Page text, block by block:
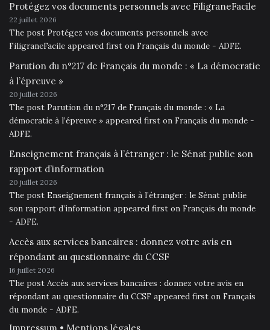
Protégez vos documents personnels avec FiligraneFacile
22 juillet 2026
The post Protégez vos documents personnels avec
FiligraneFacile appeared first on Français du monde - ADFE.
Parution du n°217 de Français du monde : « La démocratie
à l’épreuve »
20 juillet 2026
The post Parution du n°217 de Français du monde : « La
démocratie à l’épreuve » appeared first on Français du monde -
ADFE.
Enseignement français à l’étranger : le Sénat publie son
rapport d’information
20 juillet 2026
The post Enseignement français à l’étranger : le Sénat publie
son rapport d’information appeared first on Français du monde
- ADFE.
Accès aux services bancaires : donnez votre avis en
répondant au questionnaire du CCSF
16 juillet 2026
The post Accès aux services bancaires : donnez votre avis en
répondant au questionnaire du CCSF appeared first on Français
du monde - ADFE.